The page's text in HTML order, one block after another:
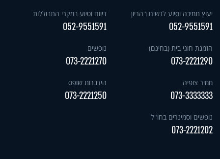
יעוץ תמיכה וסיוע לנשים בהריון
052-9551591
דיווח וסיוע במקרי התבוללות
052-9551591
הזמנת חוגי בית (בחינם)
073-2221290
נופשים
073-2221270
ממיר צופיה
073-3333333
הידברות שופס
073-2221250
נופשים וסמינרים בחו"ל
073-2221202